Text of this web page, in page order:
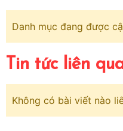
Danh mục đang được
Tin tức liên
Không có bài viết nào